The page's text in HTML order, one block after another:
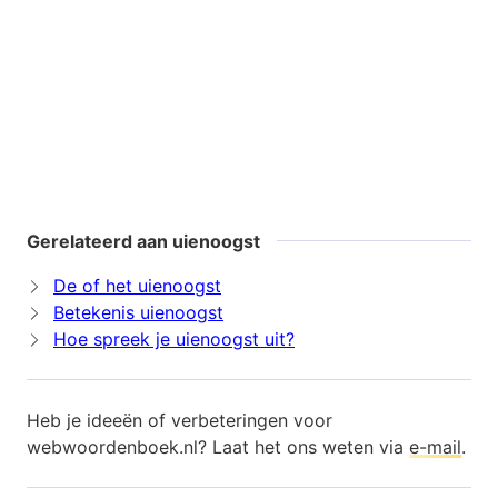
Gerelateerd aan uienoogst
De of het uienoogst
Betekenis uienoogst
Hoe spreek je uienoogst uit?
Heb je ideeën of verbeteringen voor
webwoordenboek.nl? Laat het ons weten via e-mail.